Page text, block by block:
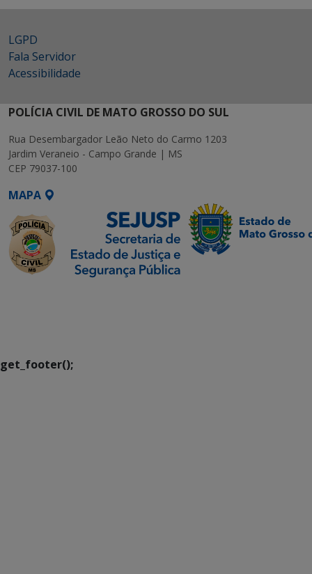
LGPD
Fala Servidor
Acessibilidade
POLÍCIA CIVIL DE MATO GROSSO DO SUL
Rua Desembargador Leão Neto do Carmo 1203
Jardim Veraneio - Campo Grande | MS
CEP 79037-100
MAPA
get_footer();